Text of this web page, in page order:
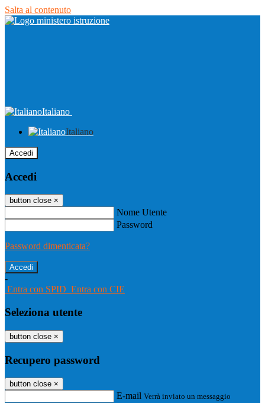
Salta al contenuto
Italiano
Italiano
Accedi
Accedi
button close ×
Nome Utente
Password
Password dimenticata?
-
Entra con SPID Entra con CIE
Seleziona utente
button close ×
Recupero password
button close ×
E-mail Verrà inviato un messaggio